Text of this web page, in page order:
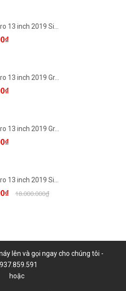
13 inch 2019 Si...
13 inch 2019 Gr...
13 inch 2019 Gr...
13 inch 2019 Si...
18.000.000₫
lên và gọi ngay cho chúng tôi -
hoặc